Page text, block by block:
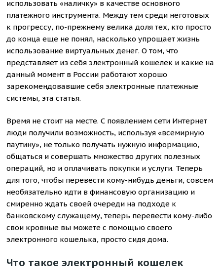
использовать «наличку» в качестве основного
платежного инструмента. Между тем среди неготовых
к прогрессу, по-прежнему велика доля тех, кто просто
до конца еще не понял, насколько упрощает жизнь
использование виртуальных денег. О том, что
представляет из себя электронный кошелек и какие на
данный момент в России работают хорошо
зарекомендовавшие себя электронные платежные
системы, эта статья.
Время не стоит на месте. С появлением сети Интернет
люди получили возможность, используя «всемирную
паутину», не только получать нужную информацию,
общаться и совершать множество других полезных
операций, но и оплачивать покупки и услуги. Теперь
для того, чтобы перевести кому-нибудь деньги, совсем
необязательно идти в финансовую организацию и
смиренно ждать своей очереди на подходе к
банковскому служащему, теперь перевести кому-либо
свои кровные вы можете с помощью своего
электронного кошелька, просто сидя дома.
Что такое электронный кошелек